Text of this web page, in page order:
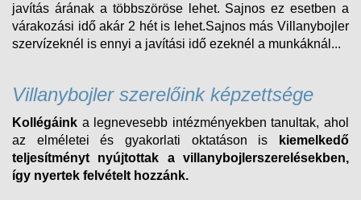
javítás árának a többszöröse lehet. Sajnos ez esetben a
várakozási idő akár 2 hét is lehet.Sajnos más Villanybojler
szervízeknél is ennyi a javítási idő ezeknél a munkáknál...
Villanybojler szerelőink képzettsége
Kollégáink a legnevesebb intézményekben tanultak, ahol
az elméletei és gyakorlati oktatáson is kiemelkedő
teljesítményt nyújtottak a villanybojlerszerelésekben,
így nyertek felvételt hozzánk.